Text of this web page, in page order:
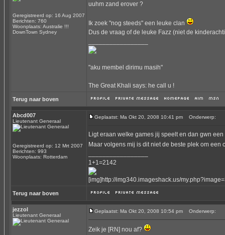
Geregistreerd op: 16 Aug 2007
Berichten: 760
Woonplaats: Australie !!!
DownTown Sydney
uuhm zand erover ?
Ik zoek "nog steeds" een leuke clan
Dus de vraag of de leuke Fazz (niet de
"aku membel dirimu masih"
The Great Khali says: he call u !
Terug naar boven
Abcd007
Lieutenant Generaal
Geregistreerd op: 12 Mrt 2007
Berichten: 993
Woonplaats: Rotterdam
Geplaatst: Ma Okt 20, 2008 10:41 pm Onderwerp:
Ligt eraan welke games jij speelt en dan gwn
Maar volgens mij is dit niet de beste plek om een
1+1=2142
[img]http://img340.imageshack.us/
Terug naar boven
jezzol
Lieutenant Generaal
Geplaatst: Ma Okt 20, 2008 10:54 pm Onderwerp:
Zeik je [RN] nou af?